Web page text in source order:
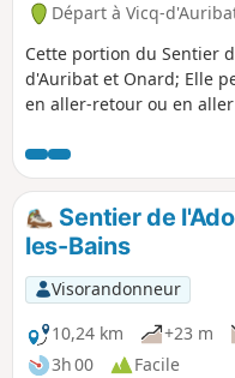
Départ à Vicq-
Cette portion du Sentier
d'Auribat et Onard; Elle
en aller-retour ou en
Sentier de
les-Bains
Visorandonneur
10,24 km
+23 m
3h 00
Facile